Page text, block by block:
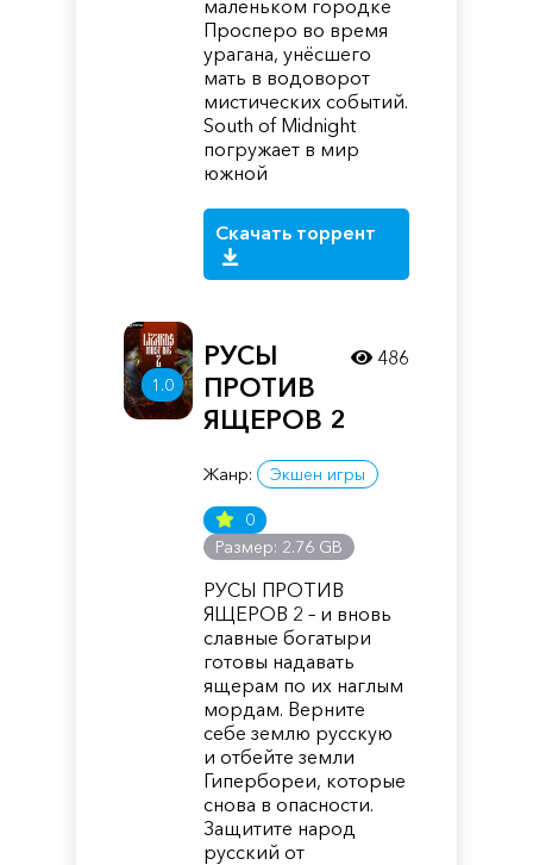
маленьком городке
Просперо во время
урагана, унёсшего
мать в водоворот
мистических событий.
South of Midnight
погружает в мир
южной
Скачать торрент
1.0
РУСЫ
ПРОТИВ
ЯЩЕРОВ 2
Жанр: Экшен игры
0
Размер: 2.76 GB
РУСЫ ПРОТИВ
ЯЩЕРОВ 2 – и вновь
славные богатыри
готовы надавать
ящерам по их наглым
мордам. Верните
себе землю русскую
и отбейте земли
Гипербореи, которые
снова в опасности.
Защитите народ
русский от
486